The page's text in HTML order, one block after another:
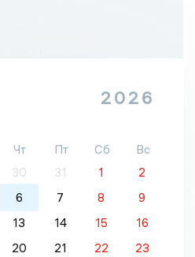
2026
Чт Пт Сб
Вс
30 31 1
2
6 7 8
9
13 14 15
16
20 21 22
23